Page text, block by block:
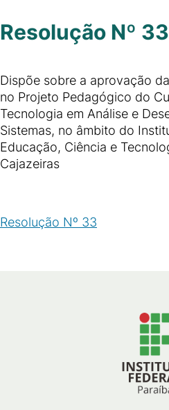
Resolução Nº 33
Dispõe sobre a aprovação
no Projeto Pedagógico do
Tecnologia em Análise e
Sistemas, no âmbito do
Educação, Ciência e
Cajazeiras
Resolução Nº 33